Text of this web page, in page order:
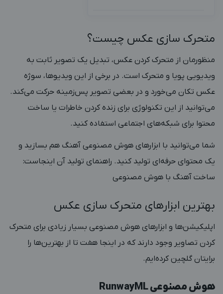
متحرک سازی عکس چیست؟
منظورمان از متحرک کردن عکس، تبدیل یک تصویر ثابت به
ویدیویی پویا و متحرک است. در برخی از این ویدیوها، سوژه
عکس تکان می‌خورد و در بعضی تصویر پس‌زمینه حرکت می‌کند.
می‌توانید از این تکنولوژی برای زنده کردن خاطرات یا ساخت
محتوا برای شبکه‌های اجتماعی استفاده کنید.
شما می‌توانید با ابزارهای هوش مصنوعی آهنگ هم بسازید و
یک محتوای حرفه‌ای تولید کنید. راهنمای تولید آن اینجاست:
ساخت آهنگ با هوش مصنوعی
بهترین ابزارهای متحرک سازی عکس
اپلیکیشن‌ها و ابزارهای هوش مصنوعی بسیار زیادی برای متحرک
کردن تصاویر وجود دارند که در اینجا هفت تا از بهترین‌ها را
برایتان گلچین کرده‌ایم.
هوش مصنوعی RunwayML